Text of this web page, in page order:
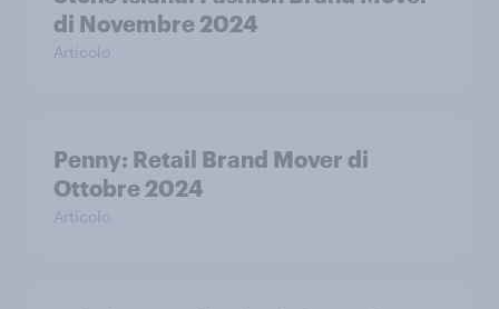
di Novembre 2024
Articolo
Penny: Retail Brand Mover di
Ottobre 2024
Articolo